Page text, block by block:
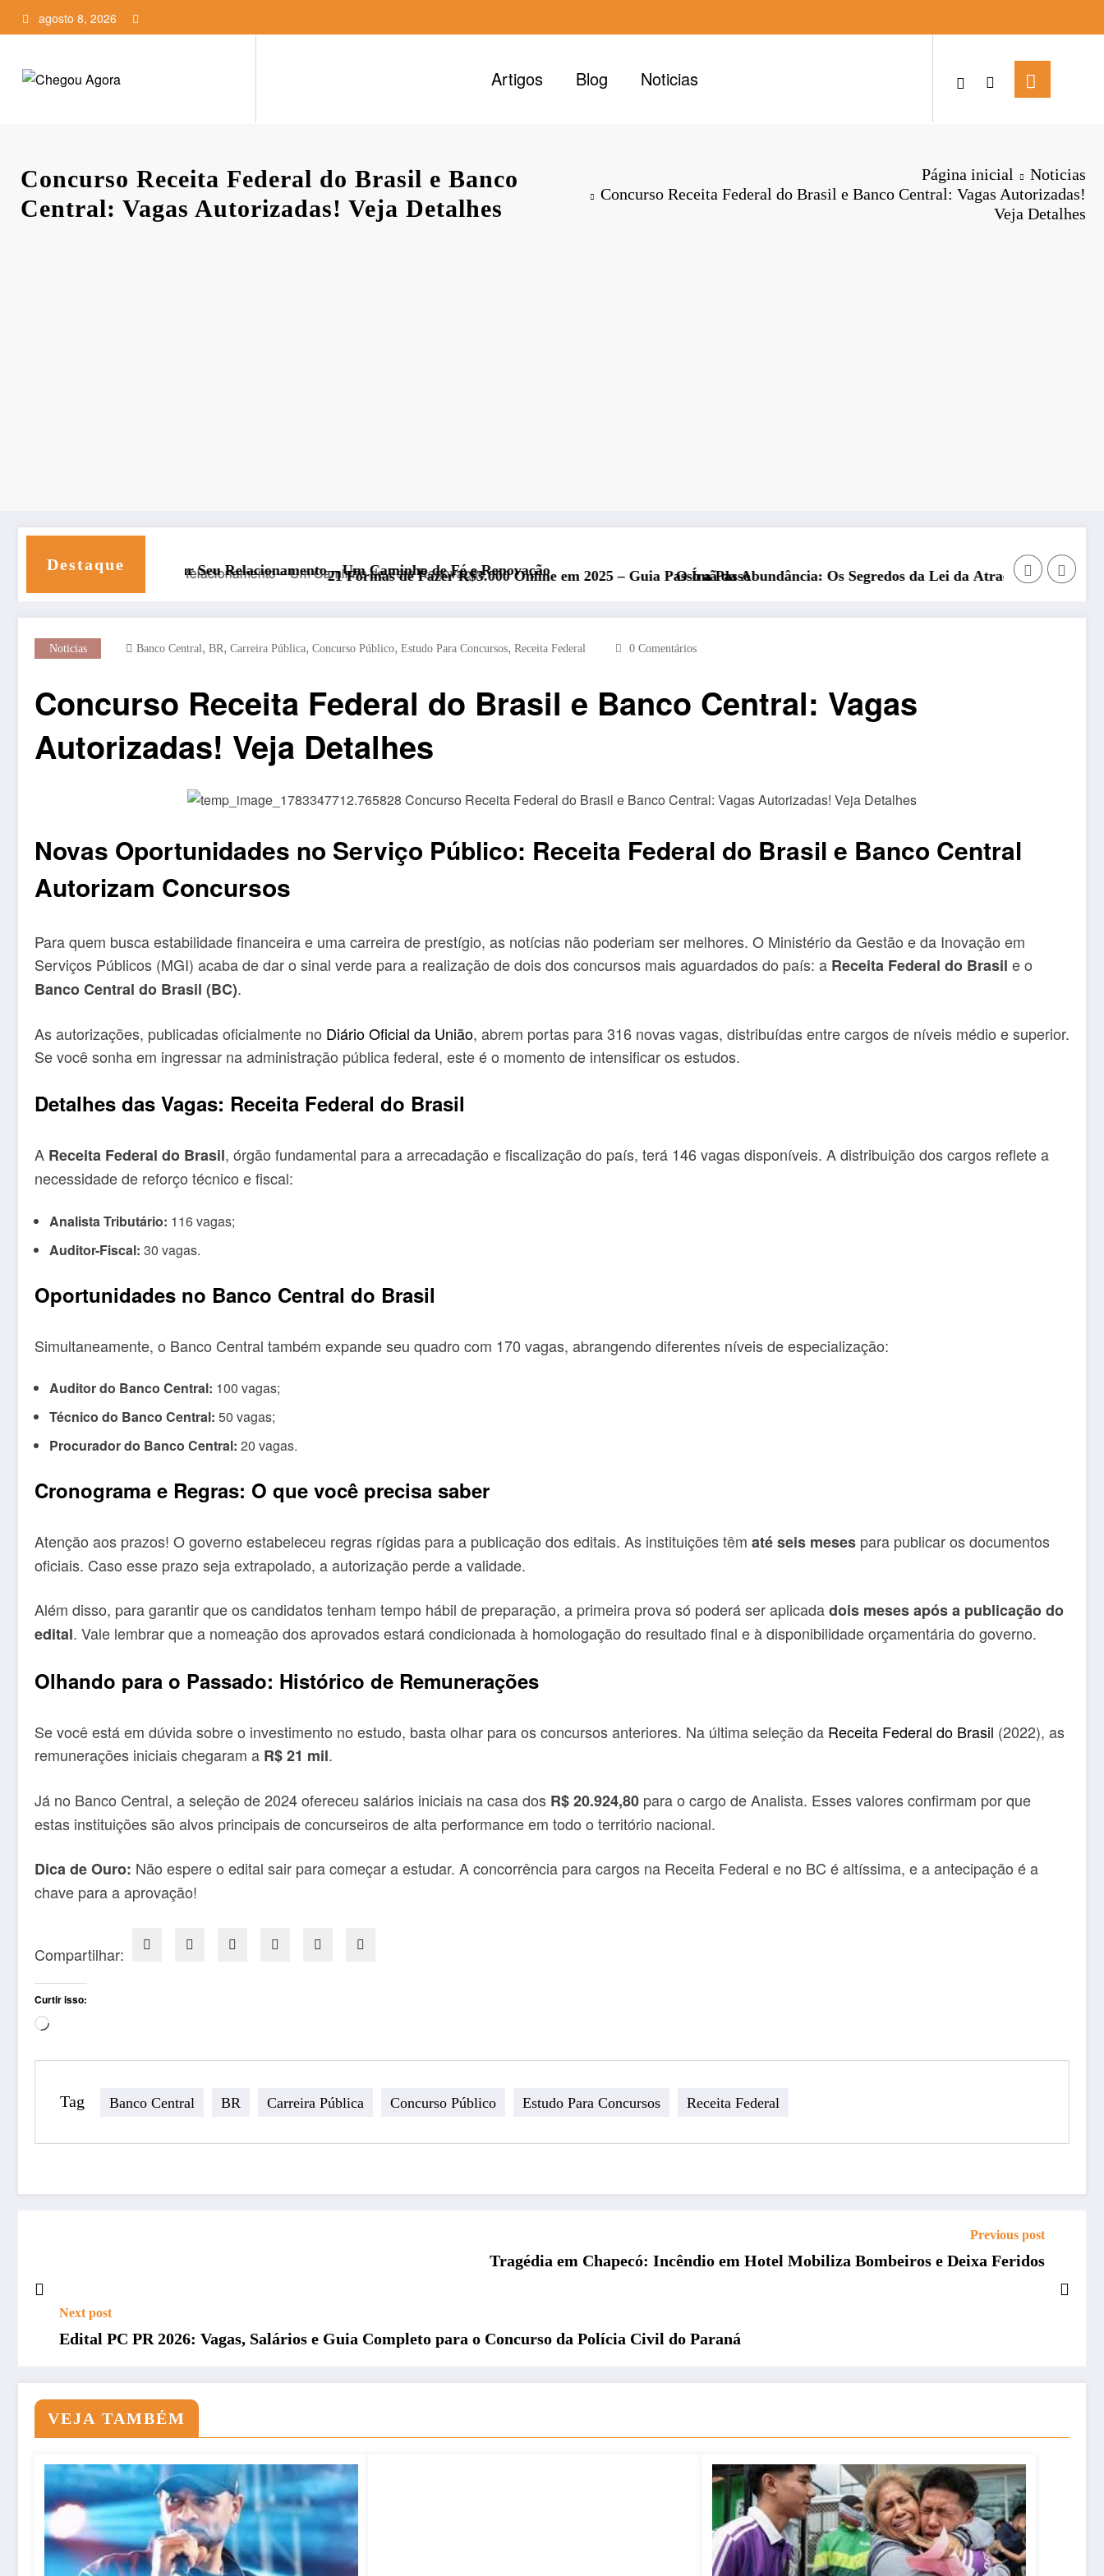
para
conteúdo
agosto 8, 2026
Artigos Blog Noticias
Concurso Receita Federal do Brasil e Banco
Central: Vagas Autorizadas! Veja Detalhes
Página inicial
Noticias
Concurso Receita Federal do Brasil e Banco Central: Vagas Autorizadas!
Veja Detalhes
Destaque
Seu Relacionamento – Um Caminho de Fé e Renovação
21 Formas de Fazer R$3.000 Online em 2025 – Guia Passo a PassoO Ímã da Abundância: Os Segredos da Lei da Atração – Descubra como atrair
Suplementos Whey Nerd:
Noticias Banco Central, BR, Carreira Pública, Concurso Público, Estudo Para Concursos, Receita Federal 0 Comentários
Concurso Receita Federal do Brasil e Banco Central: Vagas
Autorizadas! Veja Detalhes
Novas Oportunidades no Serviço Público: Receita Federal do Brasil e Banco Central
Autorizam Concursos
Para quem busca estabilidade financeira e uma carreira de prestígio, as notícias não poderiam ser melhores. O Ministério da Gestão e da Inovação em
Serviços Públicos (MGI) acaba de dar o sinal verde para a realização de dois dos concursos mais aguardados do país: a Receita Federal do Brasil e o
Banco Central do Brasil (BC).
As autorizações, publicadas oficialmente no Diário Oficial da União, abrem portas para 316 novas vagas, distribuídas entre cargos de níveis médio e superior.
Se você sonha em ingressar na administração pública federal, este é o momento de intensificar os estudos.
Detalhes das Vagas: Receita Federal do Brasil
A Receita Federal do Brasil, órgão fundamental para a arrecadação e fiscalização do país, terá 146 vagas disponíveis. A distribuição dos cargos reflete a
necessidade de reforço técnico e fiscal:
Analista Tributário: 116 vagas;
Auditor-Fiscal: 30 vagas.
Oportunidades no Banco Central do Brasil
Simultaneamente, o Banco Central também expande seu quadro com 170 vagas, abrangendo diferentes níveis de especialização:
Auditor do Banco Central: 100 vagas;
Técnico do Banco Central: 50 vagas;
Procurador do Banco Central: 20 vagas.
Cronograma e Regras: O que você precisa saber
Atenção aos prazos! O governo estabeleceu regras rígidas para a publicação dos editais. As instituições têm até seis meses para publicar os documentos
oficiais. Caso esse prazo seja extrapolado, a autorização perde a validade.
Além disso, para garantir que os candidatos tenham tempo hábil de preparação, a primeira prova só poderá ser aplicadadois meses após a publicação do
edital. Vale lembrar que a nomeação dos aprovados estará condicionada à homologação do resultado final e à disponibilidade orçamentária do governo.
Olhando para o Passado: Histórico de Remunerações
Se você está em dúvida sobre o investimento no estudo, basta olhar para os concursos anteriores. Na última seleção da Receita Federal do Brasil (2022), as
remunerações iniciais chegaram a R$ 21 mil.
Já no Banco Central, a seleção de 2024 ofereceu salários iniciais na casa dos R$ 20.924,80 para o cargo de Analista. Esses valores confirmam por que
estas instituições são alvos principais de concurseiros de alta performance em todo o território nacional.
Dica de Ouro: Não espere o edital sair para começar a estudar. A concorrência para cargos na Receita Federal e no BC é altíssima, e a antecipação é a
chave para a aprovação!
Compartilhar:
Curtir isso:
Carregando...
Tag Banco Central BR Carreira Pública Concurso Público Estudo Para Concursos Receita Federal
Previous post
Tragédia em Chapecó: Incêndio em Hotel Mobiliza Bombeiros e Deixa Feridos
Next post
Edital PC PR 2026: Vagas, Salários e Guia Completo para o Concurso da Polícia Civil do Paraná
VEJA TAMBÉM